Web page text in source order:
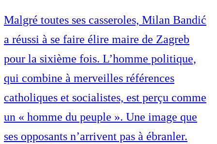
Malgré toutes ses casseroles, Milan Bandić
a réussi à se faire élire maire de Zagreb
pour la sixième fois. L’homme politique,
qui combine à merveilles références
catholiques et socialistes, est perçu comme
un « homme du peuple ». Une image que
ses opposants n’arrivent pas à ébranler.